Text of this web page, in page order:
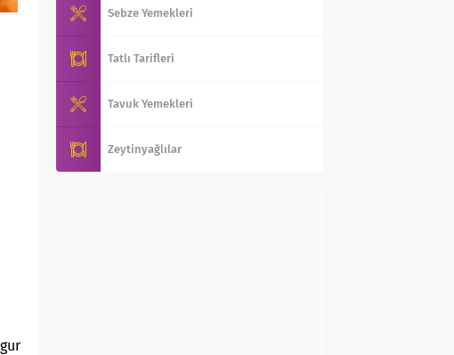
Sebze Yemekleri
Tatlı Tarifleri
Tavuk Yemekleri
Zeytinyağlılar